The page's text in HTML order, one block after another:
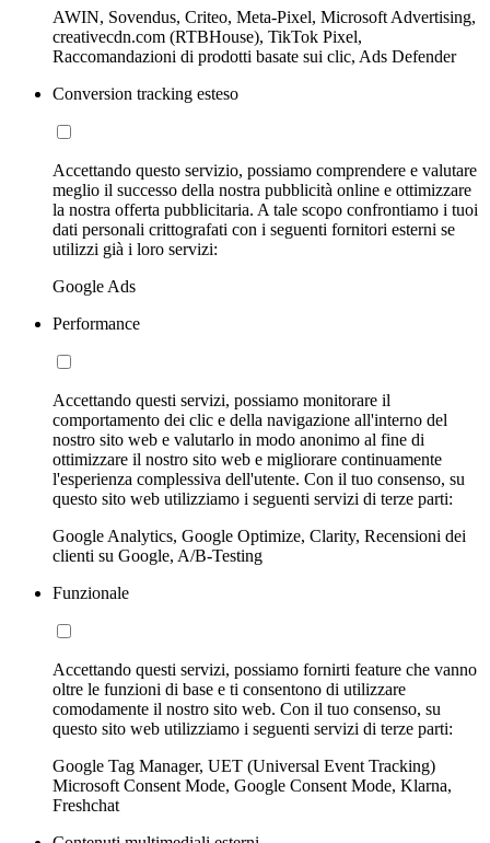
AWIN, Sovendus, Criteo, Meta-Pixel, Microsoft Advertising,
creativecdn.com (RTBHouse), TikTok Pixel,
Raccomandazioni di prodotti basate sui clic, Ads Defender
Conversion tracking esteso
Accettando questo servizio, possiamo comprendere e valutare
meglio il successo della nostra pubblicità online e ottimizzare
la nostra offerta pubblicitaria. A tale scopo confrontiamo i tuoi
dati personali crittografati con i seguenti fornitori esterni se
utilizzi già i loro servizi:
Google Ads
Performance
Accettando questi servizi, possiamo monitorare il
comportamento dei clic e della navigazione all'interno del
nostro sito web e valutarlo in modo anonimo al fine di
ottimizzare il nostro sito web e migliorare continuamente
l'esperienza complessiva dell'utente. Con il tuo consenso, su
questo sito web utilizziamo i seguenti servizi di terze parti:
Google Analytics, Google Optimize, Clarity, Recensioni dei
clienti su Google, A/B-Testing
Funzionale
Accettando questi servizi, possiamo fornirti feature che vanno
oltre le funzioni di base e ti consentono di utilizzare
comodamente il nostro sito web. Con il tuo consenso, su
questo sito web utilizziamo i seguenti servizi di terze parti:
Google Tag Manager, UET (Universal Event Tracking)
Microsoft Consent Mode, Google Consent Mode, Klarna,
Freshchat